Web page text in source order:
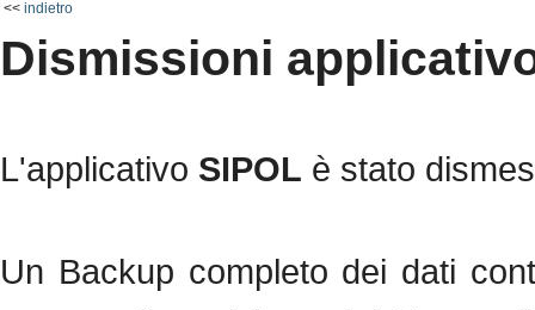
<< indietro
Dismissioni
L'applicativo SIPOL è stato
Un Backup completo dei dati